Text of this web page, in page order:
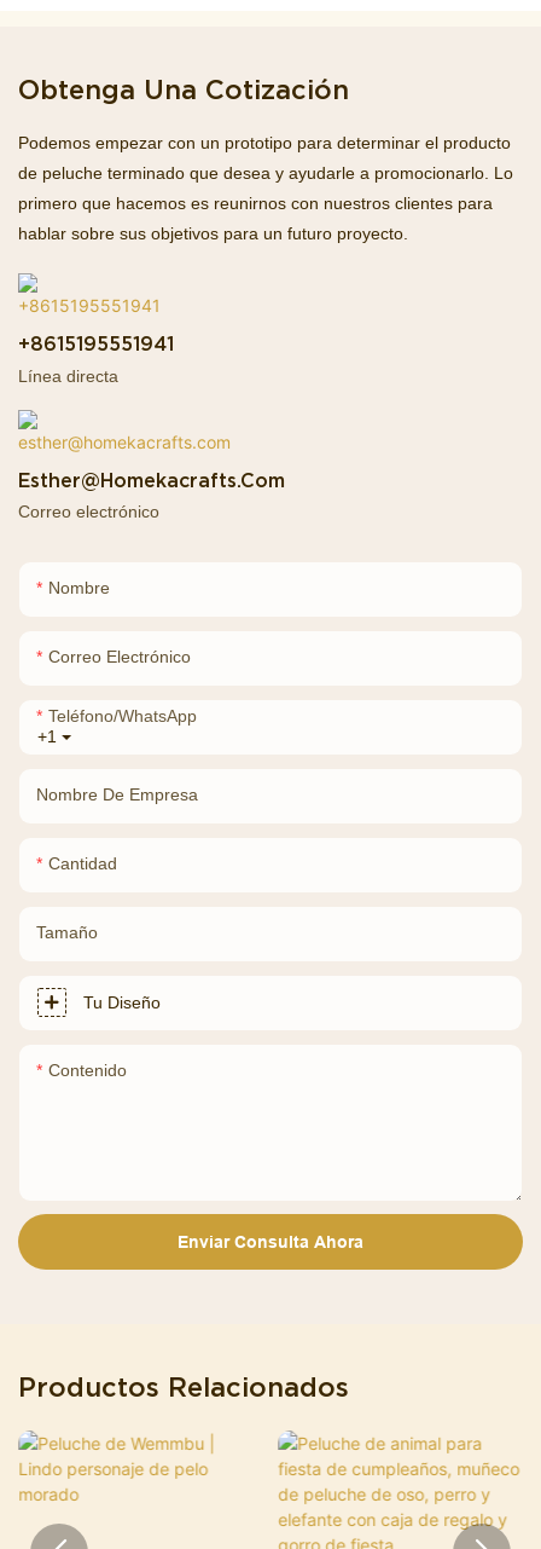
Obtenga Una Cotización
Podemos empezar con un prototipo para determinar el producto
de peluche terminado que desea y ayudarle a promocionarlo. Lo
primero que hacemos es reunirnos con nuestros clientes para
hablar sobre sus objetivos para un futuro proyecto.
+8615195551941
Línea directa
Esther@homekacrafts.com
Correo electrónico
Nombre
Correo Electrónico
+1
Teléfono/WhatsApp
Nombre De Empresa
Cantidad
Tamaño
Tu Diseño
Contenido
Enviar Consulta Ahora
Productos Relacionados